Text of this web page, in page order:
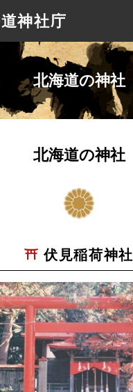
神社庁
北海道の神社
北海道の神社
伏見稲荷神社